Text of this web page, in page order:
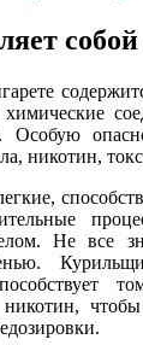
собой
Особую
никотин,
Не все
никотин,